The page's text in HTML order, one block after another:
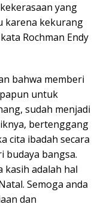
yang
karena kekurang
Rochman Endy
bahwa memberi
untuk
sudah menjadi
bertenggang
cita ibadah secara
budaya bangsa.
kasih adalah hal
Semoga anda
dan